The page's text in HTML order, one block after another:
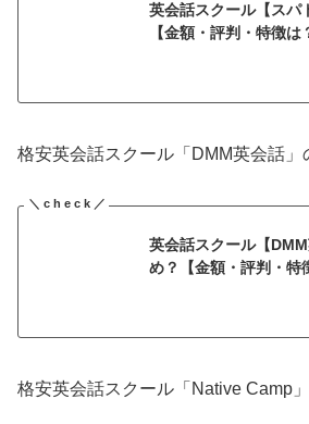
英会話スクール【スパ
【金額・評判・特徴は
格安英会話スクール「DMM英会話」
英会話スクール【
め？【金額・評判・特
格安英会話スクール「Native Camp